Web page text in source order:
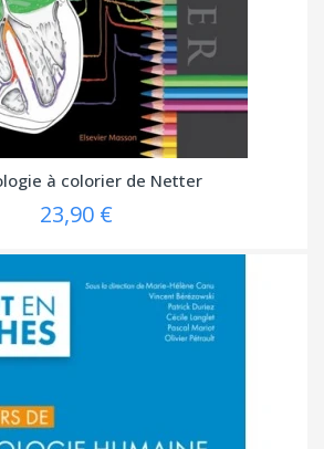
à colorier de Netter
23,90 €